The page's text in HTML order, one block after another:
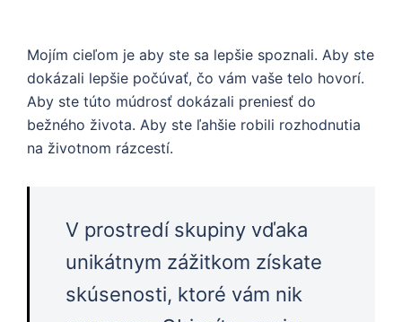
Mojím cieľom je aby ste sa lepšie spoznali. Aby ste
dokázali lepšie počúvať, čo vám vaše telo hovorí.
Aby ste túto múdrosť dokázali preniesť do
bežného života. Aby ste ľahšie robili rozhodnutia
na životnom rázcestí.
V prostredí skupiny vďaka
unikátnym zážitkom získate
skúsenosti, ktoré vám nik